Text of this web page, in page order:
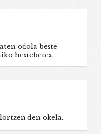
odola beste
hestebetea.
den okela.